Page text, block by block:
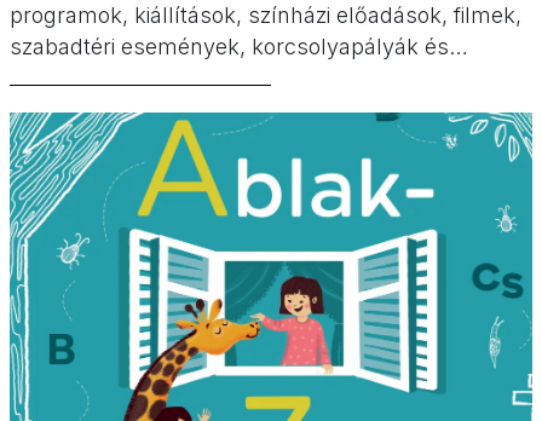
programok, kiállítások, színházi előadások, filmek,
szabadtéri események, korcsolyapályák és
összeállításunkban. Programok a téli szünetre a
Minimatiné válogatásában.